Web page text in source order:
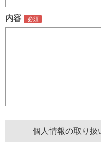
内容